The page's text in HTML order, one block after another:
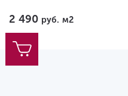
2 490 руб. м2